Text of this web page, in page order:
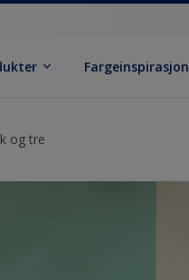
Fargeinspirasjon
og tre